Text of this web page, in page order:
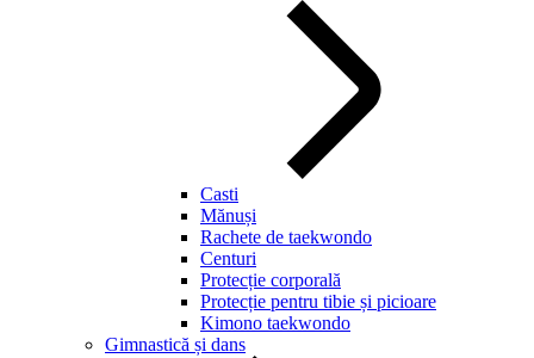
Casti
Mănuși
Rachete de taekwondo
Centuri
Protecție corporală
Protecție pentru tibie și picioare
Kimono taekwondo
Gimnastică și dans